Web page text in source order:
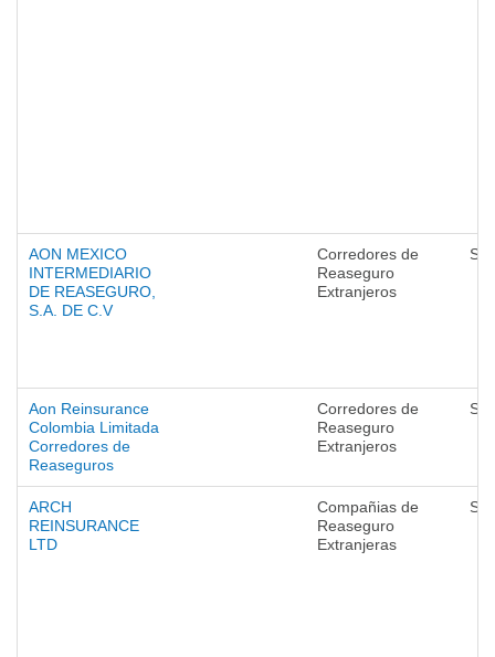
AON MEXICO
INTERMEDIARIO
DE REASEGURO,
S.A. DE C.V
Corredores de
Reaseguro
Extranjeros
Aon Reinsurance
Colombia Limitada
Corredores de
Reaseguros
Corredores de
Reaseguro
Extranjeros
ARCH
REINSURANCE
LTD
Compañias de
Reaseguro
Extranjeras